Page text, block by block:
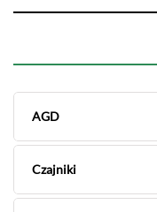
AGD
Czajniki